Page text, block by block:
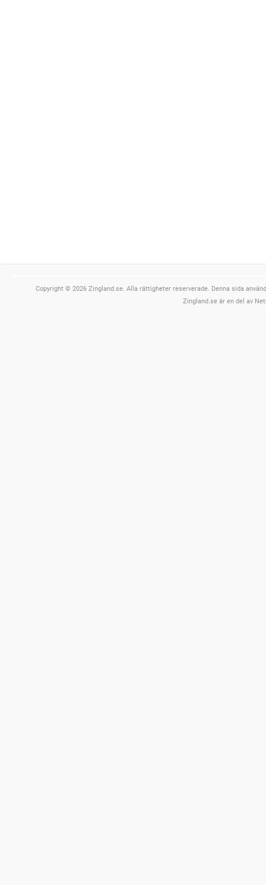
Copyright © 2026 Zingland.se. Alla rättigheter reserverade. Denna sida
Zingland.se är en del av